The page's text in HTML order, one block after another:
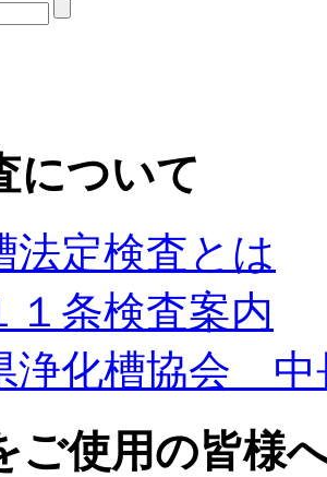
について
法定検査とは
１条検査案内
浄化槽協会 中
ご使用の皆様